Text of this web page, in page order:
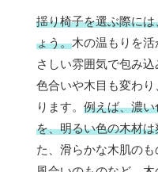
揺り椅子を選ぶ際に
ょう。木の温もりを
さしい雰囲気で包み込
色合いや木目も変わ
ります。 例えば、濃
を、明るい色の木材
た、滑らかな木肌の